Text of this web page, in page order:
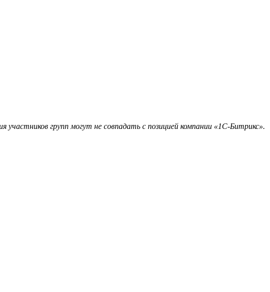
групп могут не совпадать с позицией компании «1С-Битрикс».